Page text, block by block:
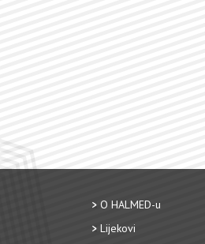
O HALMED-u
Lijekovi